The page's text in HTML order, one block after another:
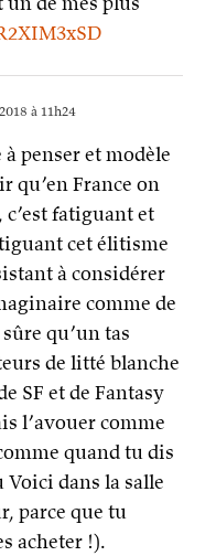
à 11h24
penser et modèle
qu’en France on
fatiguant et
cet élitisme
à considérer
comme de
qu’un tas
de litté blanche
SF et de Fantasy
l’avouer comme
quand tu dis
Voici dans la salle
parce que tu
acheter !).